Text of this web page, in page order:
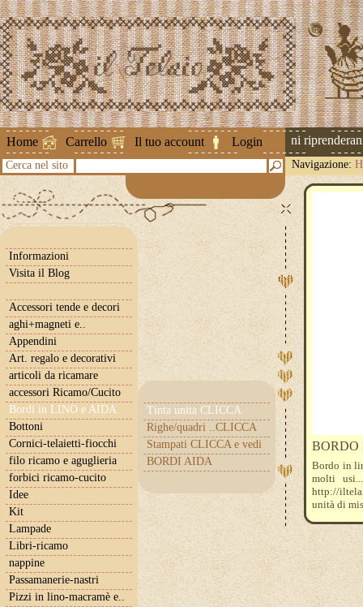
Home Carrello Il tuo account Login
Attenzione ! Le spedizioni
Cerca nel sito Navigazione:
Informazioni
Visita il Blog
Accessori tende e decori
aghi+magneti e..
Appendini
Art. regalo e decorativi
articoli da ricamare
accessori Ricamo/Cucito
Bordi in LINO e AIDA
Tinta unita CLICCA
Righe/quadri ..CLICCA
Stampati CLICCA e vedi
BORDI AIDA
Bottoni
Cornici-telaietti-fiocchi
filo ricamo e aguglieria
forbici ricamo-cucito
Idee
Kit
Lampade
Libri-ricamo
nappine
Passamanerie-nastri
Pizzi in lino-macramè e..
BORDO
Bordo in
molti
http://
unità di